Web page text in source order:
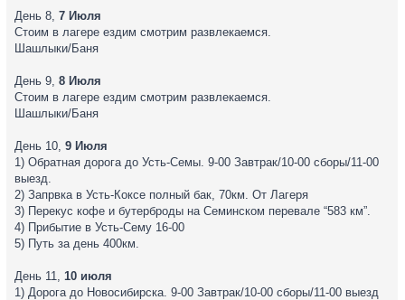
День 8, 7 Июля
Стоим в лагере ездим смотрим развлекаемся.
Шашлыки/Баня
День 9, 8 Июля
Стоим в лагере ездим смотрим развлекаемся.
Шашлыки/Баня
День 10, 9 Июля
1) Обратная дорога до Усть-Семы. 9-00 Завтрак/10-00 сборы/11-00
выезд.
2) Запрвка в Усть-Коксе полный бак, 70км. От Лагеря
3) Перекус кофе и бутерброды на Семинском перевале “583 км”.
4) Прибытие в Усть-Сему 16-00
5) Путь за день 400км.
День 11, 10 июля
1) Дорога до Новосибирска. 9-00 Завтрак/10-00 сборы/11-00 выезд